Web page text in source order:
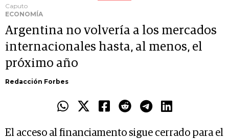
Caputo
ECONOMÍA
Argentina no volvería a los mercados
internacionales hasta, al menos, el
próximo año
Redacción Forbes
El acceso al financiamento sigue cerrado para el